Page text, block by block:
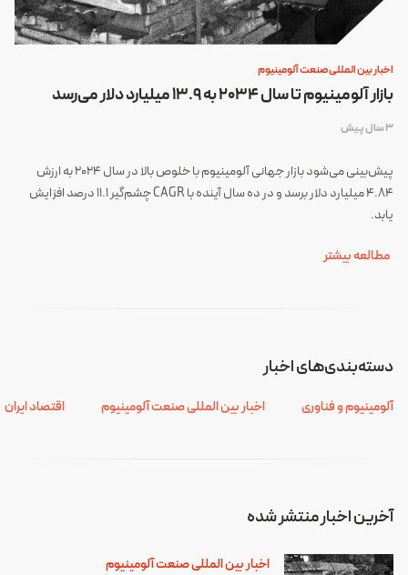
اخبار بین المللی صنعت آلومینیوم
بازار آلومینیوم تا سال ۲۰۳۴ به ۱۳.۹ میلیارد دلار می‌رسد
3 سال پیش
پیش‌بینی می‌شود بازار جهانی آلومینیوم با خلوص بالا در سال ۲۰۲۴ به ارزش
۴.۸۴ میلیارد دلار برسد و در ده سال آینده با CAGR چشم‌گیر ۱۱.۱ درصد افزایش
یابد.
مطالعه بیشتر
آخرین اخبار منتشر شده
اخبار بین المللی صنعت آلومینیوم
دسته‌بندی‌های اخبار
آلومینیوم و فناوری اخبار بین المللی صنعت آلومینیوم اقتصاد ایران